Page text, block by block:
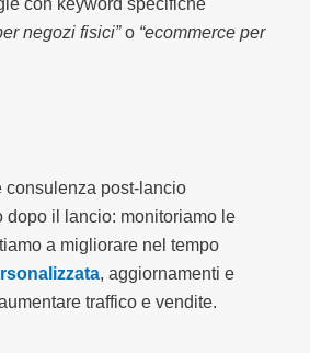
negozi fisici”o “ecommerce per
consulenza post-lancio
dopo il lancio: monitoriamo le
a migliorare nel tempo
, aggiornamenti e
traffico e vendite.